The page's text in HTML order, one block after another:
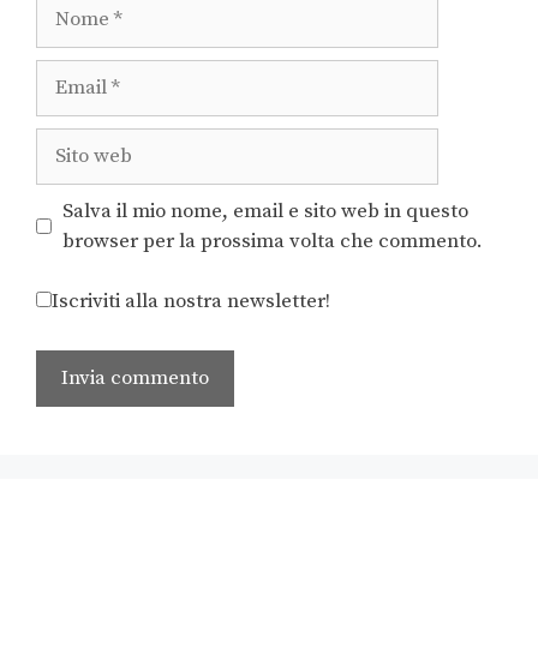
Salva il mio nome, email e sito web in questo
browser per la prossima volta che commento.
Iscriviti alla nostra newsletter!